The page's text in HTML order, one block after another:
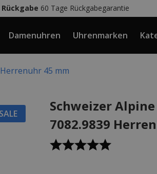
60 Tage Rückgabegarantie
Damenuhren Uhrenmarken
45 mm
SALE
Schweizer
7082.9839